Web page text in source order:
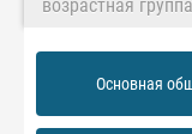
возрастная
Основная